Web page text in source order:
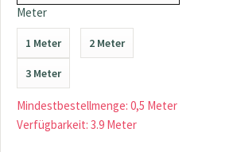
Meter
1 Meter 2 Meter
3 Meter
Mindestbestellmenge: 0,5 Meter
Verfügbarkeit: 3.9 Meter